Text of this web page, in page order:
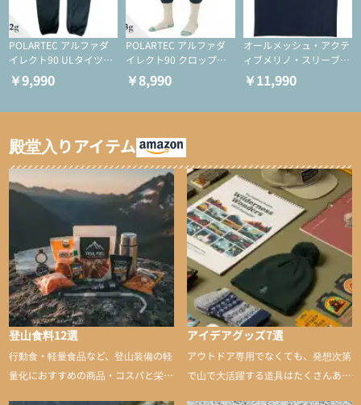
POLARTEC アルファダ
イレクト90 ULタイツ
（アクティブインサレー
ション/テント泊用パジ
￥9,990
POLARTEC アルファダ
イレクト90 クロップド
ULタイツ（アクティブ
インサレーション/テン
￥8,990
オールメッシュ・アクテ
ィブメリノ・スリーブレ
ス
￥11,990
殿堂入りアイテム
登山食料12選
行動食・軽量食品など、登山装備の軽
量化におすすめの商品・コスパと栄養
アイデアグッズ7選
アウトドア専用でなくても、発想次第
で山で大活躍する道具はたくさんあり